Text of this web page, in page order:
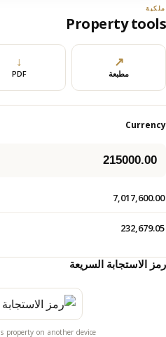
ملكية
Property tools
↗
مطبعة
↓
PDF
Currency
7,017,600.00
232,679.05
رمز الاستجابة السريعة
property on another device.